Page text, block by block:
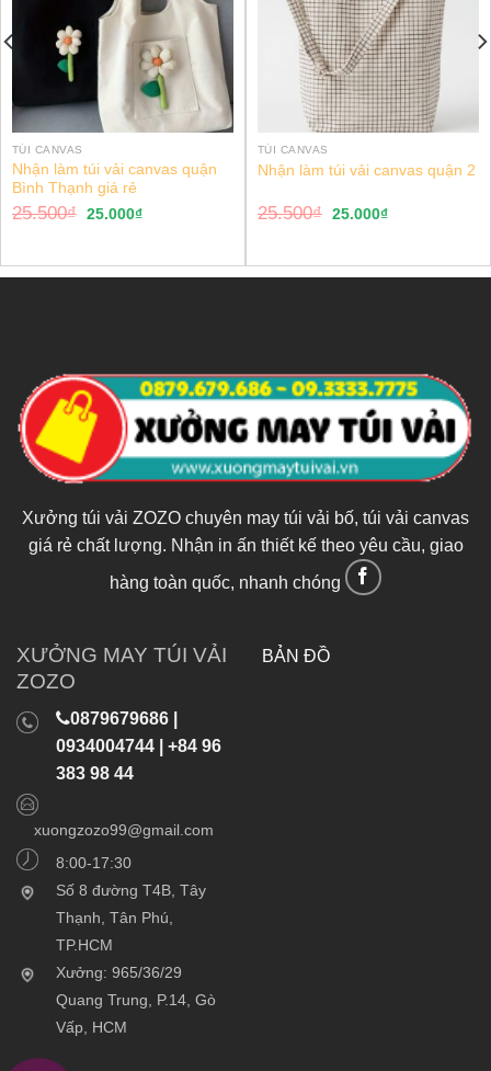
TÚI CANVAS
Nhận làm túi vải canvas quận
Bình Thạnh giá rẻ
25.500₫ 25.000₫
TÚI CANVAS
Nhận làm túi vải canvas quận 2
25.500₫ 25.000₫
Xưởng túi vải ZOZO chuyên may túi vải bố, túi vải canvas
giá rẻ chất lượng. Nhận in ấn thiết kế theo yêu cầu, giao
hàng toàn quốc, nhanh chóng
XƯỞNG MAY TÚI VẢI
ZOZO
0879679686 |
0934004744 | +84 96
383 98 44
xuongzozo99@gmail.com
8:00-17:30
Số 8 đường T4B, Tây
Thạnh, Tân Phú,
TP.HCM
Xưởng: 965/36/29
Quang Trung, P.14, Gò
Vấp, HCM
BẢN ĐỒ